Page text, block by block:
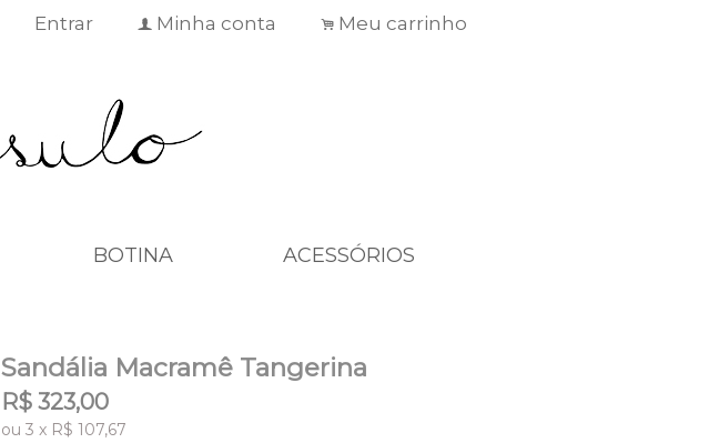
Entrar f Minha conta . Meu carrinho
BOTINA ACESSÓRIOS
Sandália Macramê Tangerina
R$ 323,00
ou 3 x R$ 107,67